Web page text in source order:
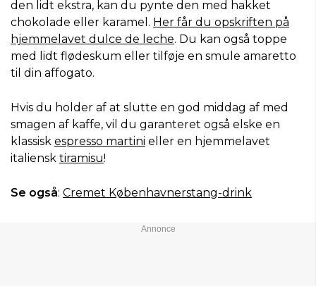
den lidt ekstra, kan du pynte den med hakket
chokolade eller karamel. Her får du opskriften på
hjemmelavet dulce de leche. Du kan også toppe
med lidt flødeskum eller tilføje en smule amaretto
til din affogato.
Hvis du holder af at slutte en god middag af med
smagen af kaffe, vil du garanteret også elske en
klassisk espresso martini eller en hjemmelavet
italiensk tiramisu!
Se også: Cremet Københavnerstang-drink